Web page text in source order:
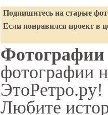
Подпишитесь на старые
Если понравился проект в
Фотографии
фотографии
ЭтоРетро.ру!
Любите